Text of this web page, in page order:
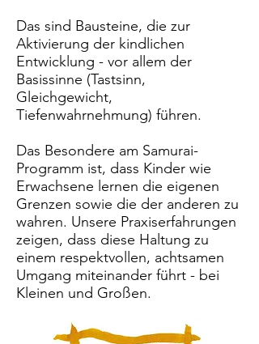
Das sind Bausteine, die zur
Aktivierung der kindlichen
Entwicklung - vor allem der
Basissinne (Tastsinn,
Gleichgewicht,
Tiefenwahrnehmung) führen.
Das Besondere am Samurai-
Programm ist, dass Kinder wie
Erwachsene lernen die eigenen
Grenzen sowie die der anderen zu
wahren. Unsere Praxiserfahrungen
zeigen, dass diese Haltung zu
einem respektvollen, achtsamen
Umgang miteinander führt - bei
Kleinen und Großen.